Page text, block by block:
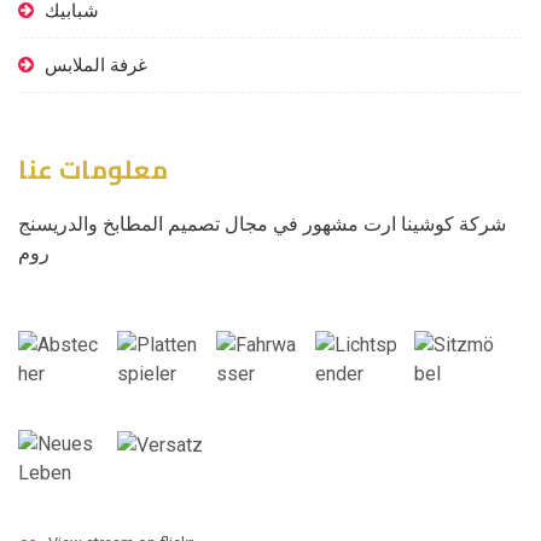
شبابيك
غرفة الملابس
معلومات عنا
شركة كوشينا ارت مشهور في مجال تصميم المطابخ والدريسنج
روم